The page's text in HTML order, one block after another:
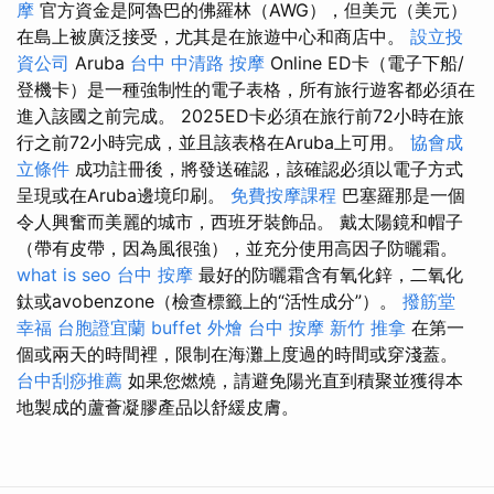
摩 官方資金是阿魯巴的佛羅林（AWG），但美元（美元）
在島上被廣泛接受，尤其是在旅遊中心和商店中。 設立投
資公司 Aruba 台中 中清路 按摩 Online ED卡（電子下船/
登機卡）是一種強制性的電子表格，所有旅行遊客都必須在
進入該國之前完成。 2025ED卡必須在旅行前72小時在旅
行之前72小時完成，並且該表格在Aruba上可用。 協會成
立條件 成功註冊後，將發送確認，該確認必須以電子方式
呈現或在Aruba邊境印刷。 免費按摩課程 巴塞羅那是一個
令人興奮而美麗的城市，西班牙裝飾品。 戴太陽鏡和帽子
（帶有皮帶，因為風很強），並充分使用高因子防曬霜。
what is seo 台中 按摩 最好的防曬霜含有氧化鋅，二氧化
鈦或avobenzone（檢查標籤上的“活性成分”）。 撥筋堂
幸福 台胞證宜蘭 buffet 外燴 台中 按摩 新竹 推拿 在第一
個或兩天的時間裡，限制在海灘上度過的時間或穿淺蓋。
台中刮痧推薦 如果您燃燒，請避免陽光直到積聚並獲得本
地製成的蘆薈凝膠產品以舒緩皮膚。